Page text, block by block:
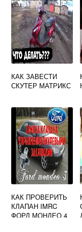
КАК ЗАВЕСТИ
СКУТЕР МАТРИКС
КАК ПРОВЕРИТЬ
КЛАПАН IMRC
ФОРД МОНДЕО 4